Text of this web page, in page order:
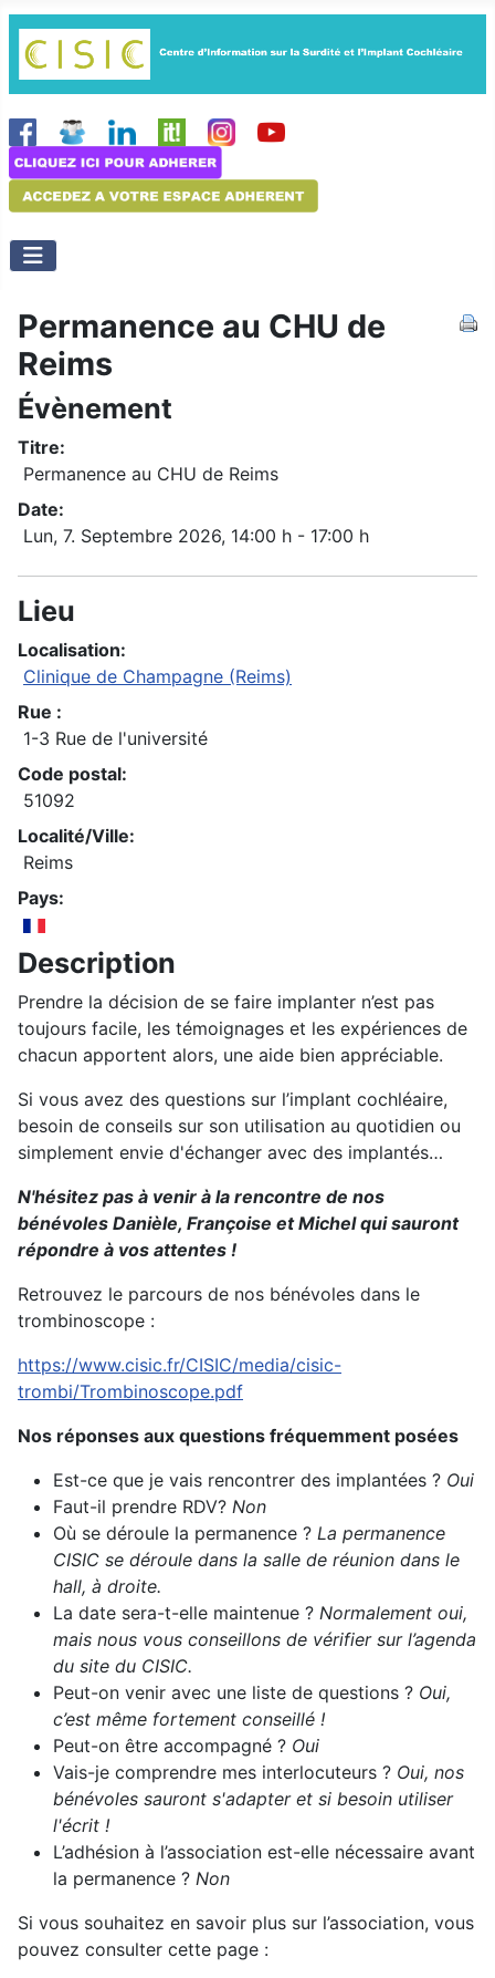
Permanence au CHU de
Reims
Évènement
Titre:
Permanence au CHU de Reims
Date:
Lun, 7. Septembre 2026, 14:00 h - 17:00 h
Lieu
Localisation:
Clinique de Champagne (Reims)
Rue :
1-3 Rue de l'université
Code postal:
51092
Localité/Ville:
Reims
Pays:
Description
Prendre la décision de se faire implanter n’est pas
toujours facile, les témoignages et les expériences de
chacun apportent alors, une aide bien appréciable.
Si vous avez des questions sur l’implant cochléaire,
besoin de conseils sur son utilisation au quotidien ou
simplement envie d'échanger avec des implantés…
N'hésitez pas à venir à la rencontre de nos
bénévoles Danièle, Françoise et Michel qui sauront
répondre à vos attentes !
Retrouvez le parcours de nos bénévoles dans le
trombinoscope :
https://www.cisic.fr/CISIC/media/cisic-
trombi/Trombinoscope.pdf
Nos réponses aux questions fréquemment posées
Est-ce que je vais rencontrer des implantées ? Oui
Faut-il prendre RDV? Non
Où se déroule la permanence ? La permanence
CISIC se déroule dans la salle de réunion dans le
hall, à droite.
La date sera-t-elle maintenue ? Normalement oui,
mais nous vous conseillons de vérifier sur l’agenda
du site du CISIC.
Peut-on venir avec une liste de questions ? Oui,
c’est même fortement conseillé !
Peut-on être accompagné ? Oui
Vais-je comprendre mes interlocuteurs ? Oui, nos
bénévoles sauront s'adapter et si besoin utiliser
l'écrit !
L’adhésion à l’association est-elle nécessaire avant
la permanence ? Non
Si vous souhaitez en savoir plus sur l’association, vous
pouvez consulter cette page :